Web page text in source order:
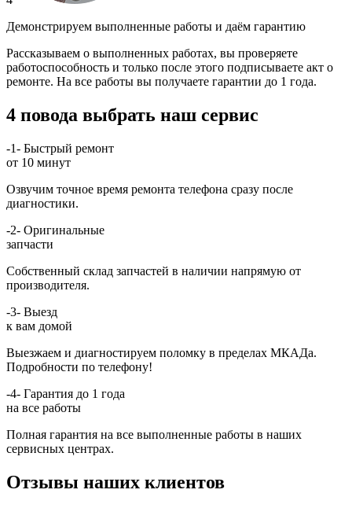
Демонстрируем выполненные работы и даём гарантию
Рассказываем о выполненных работах, вы проверяете
работоспособность и только после этого подписываете акт о
ремонте. На все работы вы получаете гарантии до 1 года.
4 повода выбрать наш сервис
-1- Быстрый ремонт
от 10 минут
Озвучим точное время ремонта телефона сразу после
диагностики.
-2- Оригинальные
запчасти
Собственный склад запчастей в наличии напрямую от
производителя.
-3- Выезд
к вам домой
Выезжаем и диагностируем поломку в пределах МКАДа.
Подробности по телефону!
-4- Гарантия до 1 года
на все работы
Полная гарантия на все выполненные работы в наших
сервисных центрах.
Отзывы наших клиентов